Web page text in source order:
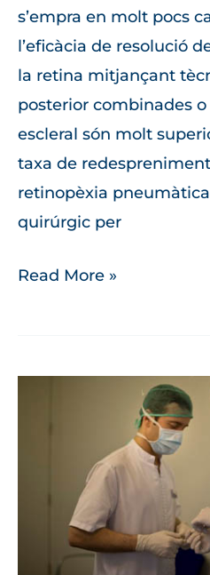
s’empra en molt pocs
l’eficàcia de resolució
la retina mitjançant
posterior combinades
escleral són molt
taxa de
retinopèxia
quirúrgic per
Read More »